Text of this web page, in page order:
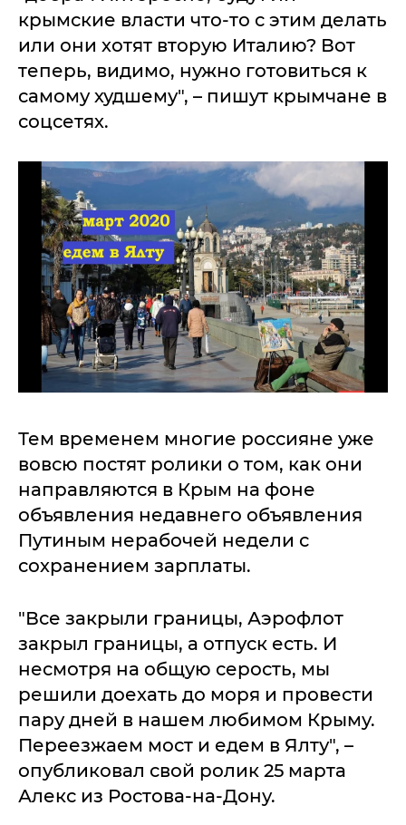
крымские власти что-то с этим делать
или они хотят вторую Италию? Вот
теперь, видимо, нужно готовиться к
самому худшему", – пишут крымчане в
соцсетях.
Тем временем многие россияне уже
вовсю постят ролики о том, как они
направляются в Крым на фоне
объявления недавнего объявления
Путиным нерабочей недели с
сохранением зарплаты.
"Все закрыли границы, Аэрофлот
закрыл границы, а отпуск есть. И
несмотря на общую серость, мы
решили доехать до моря и провести
пару дней в нашем любимом Крыму.
Переезжаем мост и едем в Ялту", –
опубликовал свой ролик 25 марта
Алекс из Ростова-на-Дону.